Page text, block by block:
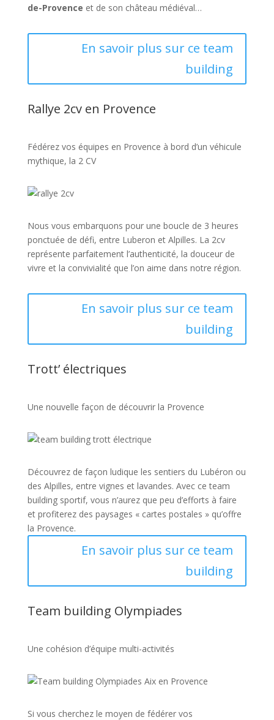
de-Provence et de son château médiéval…
En savoir plus sur ce team
building
Rallye 2cv en Provence
Fédérez vos équipes en Provence à bord d’un véhicule
mythique, la 2 CV
Nous vous embarquons pour une boucle de 3 heures
ponctuée de défi, entre Luberon et Alpilles. La 2cv
représente parfaitement l’authenticité, la douceur de
vivre et la convivialité que l’on aime dans notre région.
En savoir plus sur ce team
building
Trott’ électriques
Une nouvelle façon de découvrir la Provence
Découvrez de façon ludique les sentiers du Lubéron ou
des Alpilles, entre vignes et lavandes. Avec ce team
building sportif, vous n’aurez que peu d’efforts à faire
et profiterez des paysages « cartes postales » qu’offre
la Provence.
En savoir plus sur ce team
building
Team building Olympiades
Une cohésion d’équipe multi-activités
Si vous cherchez le moyen de fédérer vos